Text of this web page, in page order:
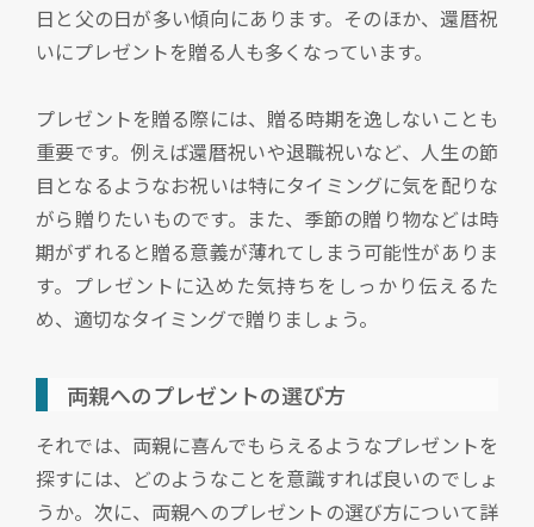
日と父の日が多い傾向にあります。そのほか、還暦祝
いにプレゼントを贈る人も多くなっています。
プレゼントを贈る際には、贈る時期を逸しないことも
重要です。例えば還暦祝いや退職祝いなど、人生の節
目となるようなお祝いは特にタイミングに気を配りな
がら贈りたいものです。また、季節の贈り物などは時
期がずれると贈る意義が薄れてしまう可能性がありま
す。プレゼントに込めた気持ちをしっかり伝えるた
め、適切なタイミングで贈りましょう。
両親へのプレゼントの選び方
それでは、両親に喜んでもらえるようなプレゼントを
探すには、どのようなことを意識すれば良いのでしょ
うか。次に、両親へのプレゼントの選び方について詳